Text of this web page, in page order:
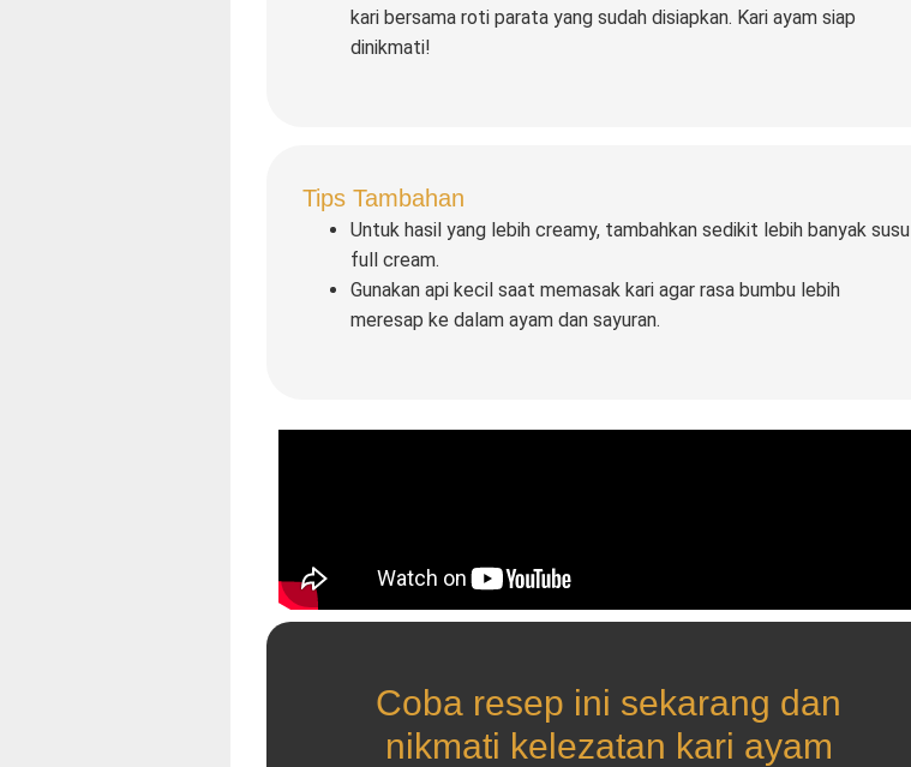
kari bersama roti parata yang sudah disiapkan. Kari ayam siap
dinikmati!
Tips Tambahan
Untuk hasil yang lebih creamy, tambahkan sedikit lebih banyak susu
full cream.
Gunakan api kecil saat memasak kari agar rasa bumbu lebih
meresap ke dalam ayam dan sayuran.
Coba resep ini sekarang dan
nikmati kelezatan kari ayam